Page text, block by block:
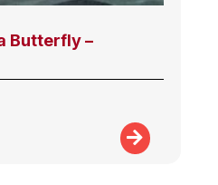
Butterfly –